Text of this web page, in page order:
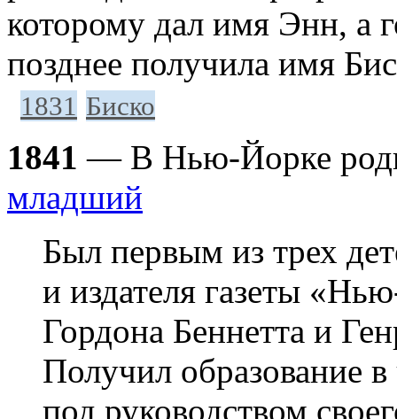
которому дал имя Энн, а
позднее получила имя
1831 Биско
1841 — В Нью-Йорке
младший
Был первым из трех
и издателя газеты
Гордона Беннетта и
Получил образование
под руководством